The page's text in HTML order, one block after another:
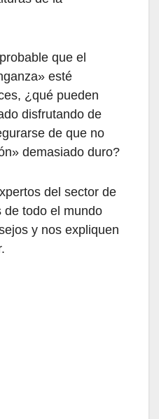
que el
esté
¿qué pueden
disfrutando de
de que no
demasiado duro?
del sector de
de todo el mundo
y nos expliquen